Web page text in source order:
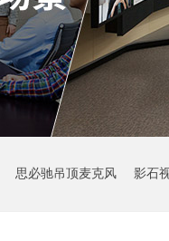
思必驰吊顶麦克风 影石